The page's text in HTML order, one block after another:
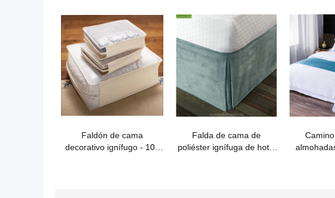
Faldón de cama
decorativo ignífugo - 100
Falda de cama de
poliéster ignífuga de hotel